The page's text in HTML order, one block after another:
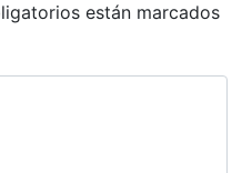
están marcados